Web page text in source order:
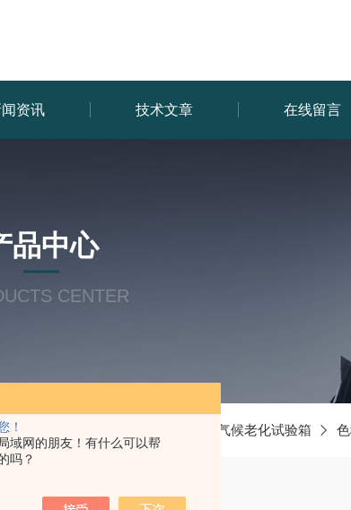
！
域网的朋友！有什么可以帮
吗？
资讯 技术文章 在线留言
品中心
CENTER
置： 环境及气候老化试验箱